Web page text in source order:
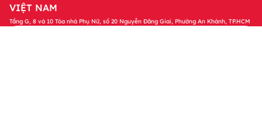
VIỆT NAM
Tầng G, 8 và 10 Tòa nhà Phụ Nữ, số 20 Nguyễn Đăng Giai, Phường An Khánh, TP.HCM